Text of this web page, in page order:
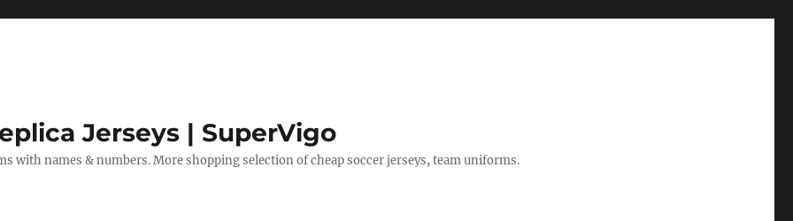
Jerseys | SuperVigo
with names & numbers. More shopping selection of cheap soccer jerseys, team uniforms.